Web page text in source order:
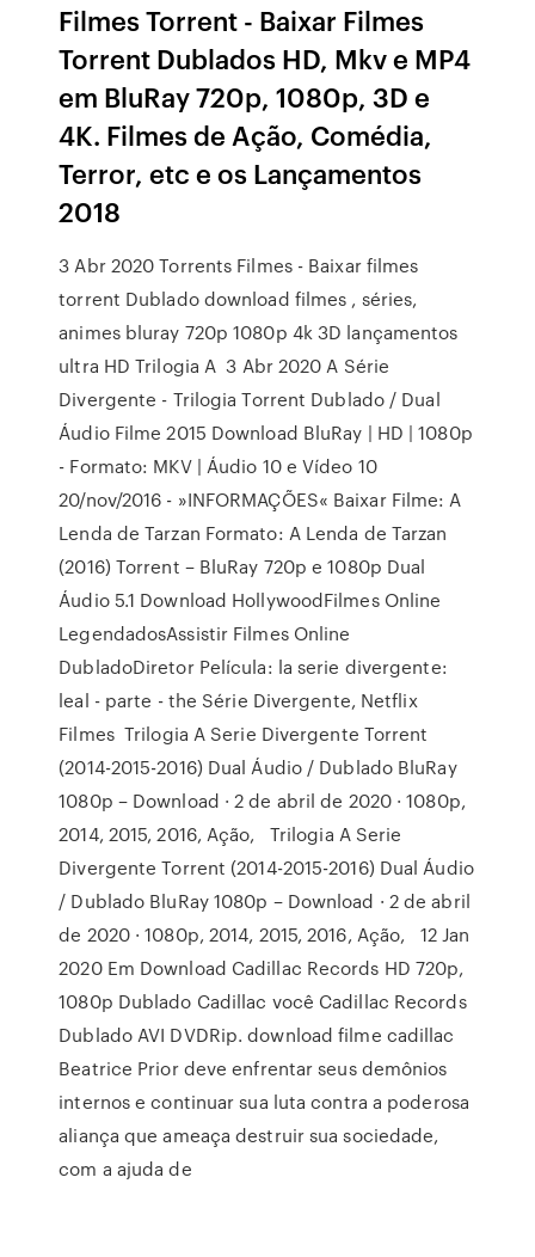
Filmes Torrent - Baixar Filmes
Torrent Dublados HD, Mkv e MP4
em BluRay 720p, 1080p, 3D e
4K. Filmes de Ação, Comédia,
Terror, etc e os Lançamentos
2018
3 Abr 2020 Torrents Filmes - Baixar filmes
torrent Dublado download filmes , séries,
animes bluray 720p 1080p 4k 3D lançamentos
ultra HD Trilogia A 3 Abr 2020 A Série
Divergente - Trilogia Torrent Dublado / Dual
Áudio Filme 2015 Download BluRay | HD | 1080p
- Formato: MKV | Áudio 10 e Vídeo 10
20/nov/2016 - »INFORMAÇÕES« Baixar Filme: A
Lenda de Tarzan Formato: A Lenda de Tarzan
(2016) Torrent – BluRay 720p e 1080p Dual
Áudio 5.1 Download HollywoodFilmes Online
LegendadosAssistir Filmes Online
DubladoDiretor Película: la serie divergente:
leal - parte - the Série Divergente, Netflix
Filmes Trilogia A Serie Divergente Torrent
(2014-2015-2016) Dual Áudio / Dublado BluRay
1080p – Download · 2 de abril de 2020 · 1080p,
2014, 2015, 2016, Ação, Trilogia A Serie
Divergente Torrent (2014-2015-2016) Dual Áudio
/ Dublado BluRay 1080p – Download · 2 de abril
de 2020 · 1080p, 2014, 2015, 2016, Ação, 12 Jan
2020 Em Download Cadillac Records HD 720p,
1080p Dublado Cadillac você Cadillac Records
Dublado AVI DVDRip. download filme cadillac
Beatrice Prior deve enfrentar seus demônios
internos e continuar sua luta contra a poderosa
aliança que ameaça destruir sua sociedade,
com a ajuda de